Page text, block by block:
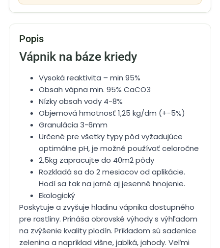
Popis
Vápnik na báze kriedy
Vysoká reaktivita – min 95%
Obsah vápna min. 95% CaCO3
Nízky obsah vody 4-8%
Objemová hmotnosť 1,25 kg/dm (+-5%)
Granulácia 3-6mm
Určené pre všetky typy pôd vyžadujúce
optimálne pH, je možné používať celoročne
2,5kg zapracujte do 40m2 pôdy
Rozkladá sa do 2 mesiacov od aplikácie.
Hodí sa tak na jarné aj jesenné hnojenie.
Ekologický
Poskytuje a zvyšuje hladinu vápnika dostupného
pre rastliny. Prináša obrovské výhody s výhľadom
na zvýšenie kvality plodín. Príkladom sú sadenice
zelenina a napríklad višne, jablká, jahody. Veľmi